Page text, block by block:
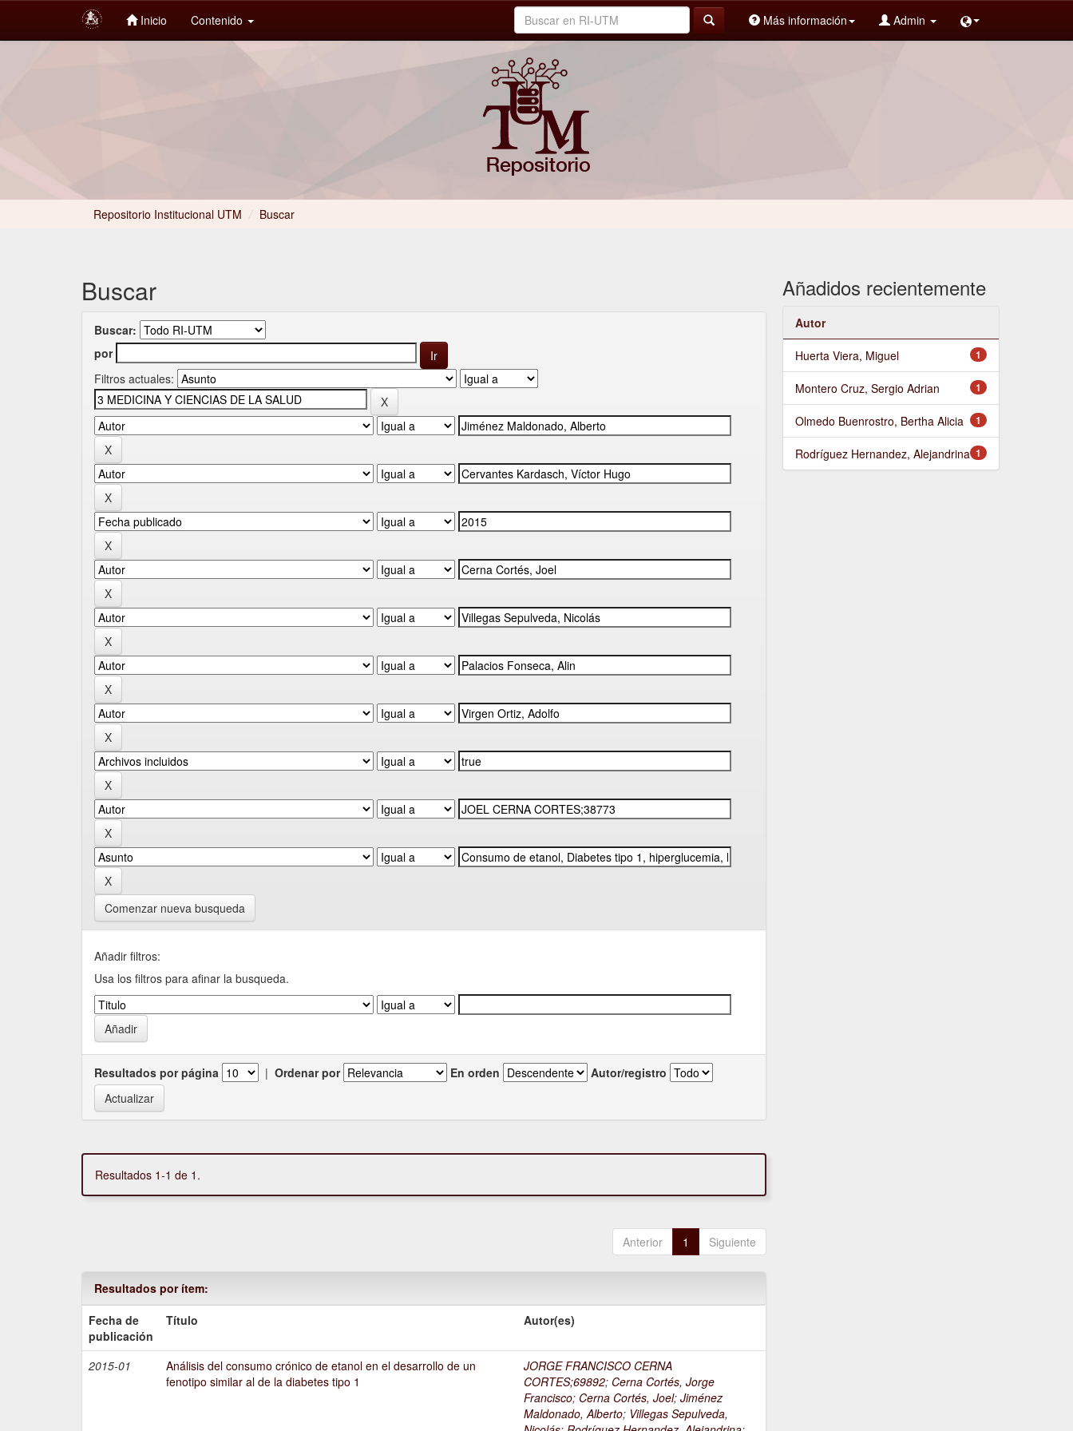
Inicio Contenido Más información Admin
Repositorio Institucional UTM / Buscar
Buscar
Buscar:
por
Filtros actuales:
Comenzar nueva busqueda
Añadir filtros:
Usa los filtros para afinar la busqueda.
Resultados por página | Ordenar por En orden Autor/registro
Resultados 1-1 de 1.
Anterior 1 Siguiente
Resultados por ítem:
Fecha de
publicación
Título Autor(es)
2015-01
Análisis del consumo crónico de etanol en el desarrollo de un
fenotipo similar al de la diabetes tipo 1
JORGE FRANCISCO CERNA
CORTES;69892; Cerna Cortés, Jorge
Francisco; Cerna Cortés, Joel;Jiménez
Maldonado, Alberto; Villegas Sepulveda,
Añadidos recientemente
Autor
1
Huerta Viera, Miguel
1
Montero Cruz, Sergio Adrian
1
Olmedo Buenrostro, Bertha Alicia
1
Rodríguez Hernandez, Alejandrina